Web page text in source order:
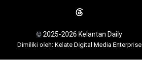
© 2025-2026 Kelantan Daily
Dimiliki oleh: Kelate Digital Media Enterprise